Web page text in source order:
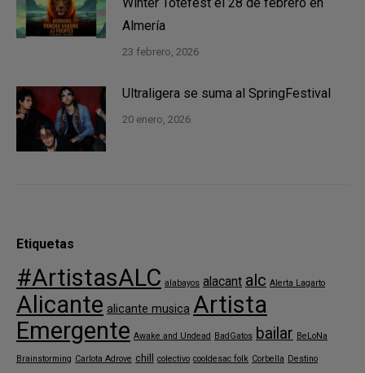
Almería
23 febrero, 2026
Ultraligera se suma al SpringFestival
20 enero, 2026
Etiquetas
#ArtistasALC alabayos alacant alc Alerta Lagarto
Alicante alicante musica Artista
Emergente Awake and Undead BadGatos bailar BeLoNa
Brainstorming Carlota Adrove chill colectivo cooldesac folk Corbella Destino